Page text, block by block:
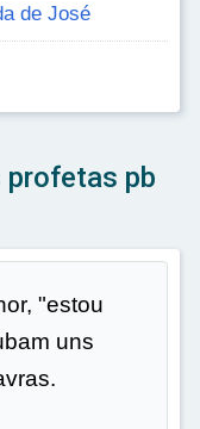
de José
pb
"estou
uns